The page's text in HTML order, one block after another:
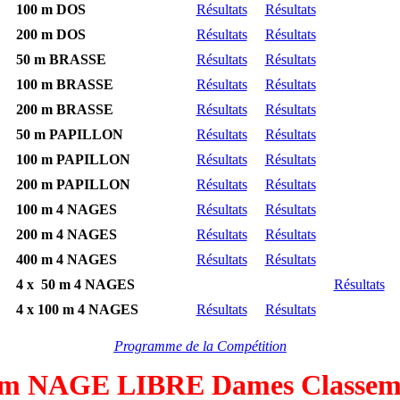
100 m DOS Résultats
Résultats
200 m DOS
Résultats
Résultats
50 m BRASSE
Résultats
Résultats
100 m BRASSE
Résultats
Résultats
200 m BRASSE
Résultats
Résultats
50 m PAPILLON
Résultats
Résultats
100 m PAPILLON
Résultats
Résultats
200 m PAPILLON
Résultats
Résultats
100 m 4 NAGES
Résultats
Résultats
200 m 4 NAGES
Résultats
Résultats
400 m 4 NAGES
Résultats
Résultats
4 x 50 m 4 NAGES
Résultats
4 x 100 m 4 NAGES
Résultats Résultats
Programme de la Compétition
NAGE LIBRE Dames